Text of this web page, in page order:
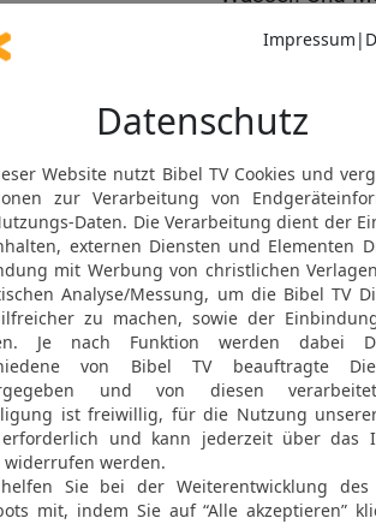
Rauch
, ein
dem Mose
22 Und er
Einweihung,
Hände auf
23 Und er
Blut und tat es
Daumen
rechten Fußes.
24 Und er ließ
{etwas} von
Daumen ihrer
Fußes; und
Altar.